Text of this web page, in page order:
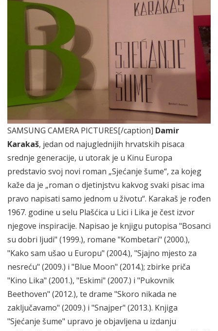
SAMSUNG CAMERA PICTURES[/caption] Damir
Karakaš, jedan od najuglednijih hrvatskih pisaca
srednje generacije, u utorak je u Kinu Europa
predstavio svoj novi roman „Sjećanje šume“, za kojeg
kaže da je „roman o djetinjstvu kakvog svaki pisac ima
pravo napisati samo jednom u životu“. Karakaš je rođen
1967. godine u selu Plašćica u Lici i Lika je čest izvor
njegove inspiracije. Napisao je knjigu putopisa "Bosanci
su dobri ljudi" (1999.), romane "Kombetari" (2000.),
"Kako sam ušao u Europu" (2004.), "Sjajno mjesto za
nesreću" (2009.) i "Blue Moon" (2014.); zbirke priča
"Kino Lika" (2001.), "Eskimi" (2007.) i "Pukovnik
Beethoven" (2012.), te drame "Skoro nikada ne
zaključavamo" (2009.) i "Snajper" (2013.). Knjiga
"Sjećanje šume" upravo je objavljena u izdanju